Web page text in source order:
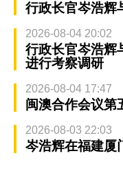
行政长官岑浩辉
2026-08-04 20:02
行政长官岑浩辉
进行考察调研
2026-08-04 17:47
闽澳合作会议第
2026-08-03 22:03
岑浩辉在福建厦